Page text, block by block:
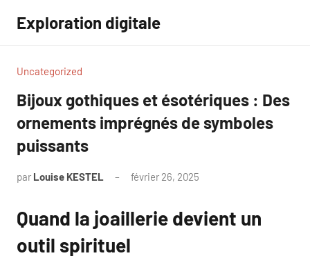
contenu
Exploration digitale
Uncategorized
Bijoux gothiques et ésotériques : Des
ornements imprégnés de symboles
puissants
par Louise KESTEL février 26, 2025
Quand la joaillerie devient un
outil spirituel